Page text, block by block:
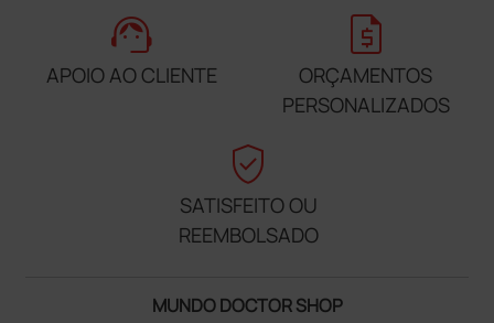
support_agent
APOIO AO CLIENTE
request_quote
ORÇAMENTOS
PERSONALIZADOS
verified_user
SATISFEITO OU
REEMBOLSADO
MUNDO DOCTOR SHOP